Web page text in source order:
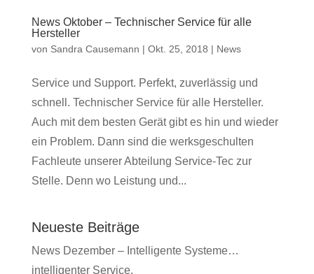
News Oktober – Technischer Service für alle
Hersteller
von Sandra Causemann | Okt. 25, 2018 | News
Service und Support. Perfekt, zuverlässig und
schnell. Technischer Service für alle Hersteller.
Auch mit dem besten Gerät gibt es hin und wieder
ein Problem. Dann sind die werksgeschulten
Fachleute unserer Abteilung Service-Tec zur
Stelle. Denn wo Leistung und...
Neueste Beiträge
News Dezember – Intelligente Systeme…
intelligenter Service.